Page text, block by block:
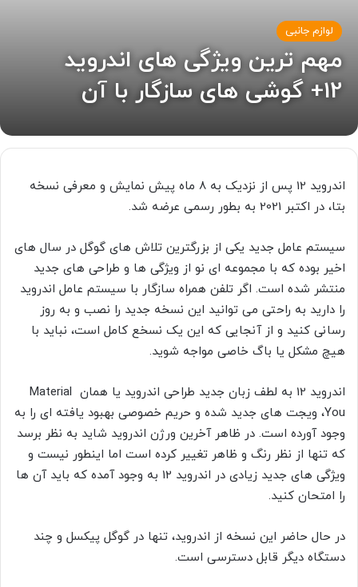
لوازم جانبی
مهم ترین ویژگی های اندروید
12+ گوشی های سازگار با آن
اندروید 12 پس از نزدیک به 8 ماه پیش نمایش و معرفی نسخه
بتا، در اکتبر 2021 به بطور رسمی عرضه شد.
سیستم عامل جدید یکی از بزرگترین تلاش های گوگل در سال های
اخیر بوده که با مجموعه ای نو از ویژگی ها و طراحی های جدید
منتشر شده است. اگر تلفن همراه سازگار با سیستم عامل اندروید
را دارید به راحتی می توانید این نسخه جدید را نصب و به روز
رسانی کنید و از آنجایی که این یک نسخع کامل است، نباید با
هیچ مشکل یا باگ خاصی مواجه شوید.
اندروید 12 به لطف زبان جدید طراحی اندروید یا همان Material
You، ویجت های جدید شده و حریم خصوصی بهبود یافته ای را به
وجود آورده است. در ظاهر آخرین ورژن اندروید شاید به نظر برسد
که تنها از نظر رنگ و ظاهر تغییر کرده است اما اینطور نیست و
ویژگی های جدید زیادی در اندروید 12 به وجود آمده که باید آن ها
را امتحان کنید.
در حال حاضر این نسخه از اندروید، تنها در گوگل پیکسل و چند
دستگاه دیگر قابل دسترسی است.